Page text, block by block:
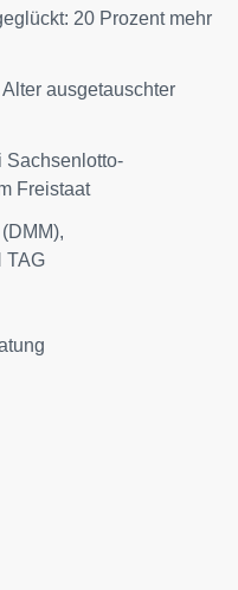
20 Prozent mehr
ausgetauschter
Sachsenlotto-
Freistaat
TAG